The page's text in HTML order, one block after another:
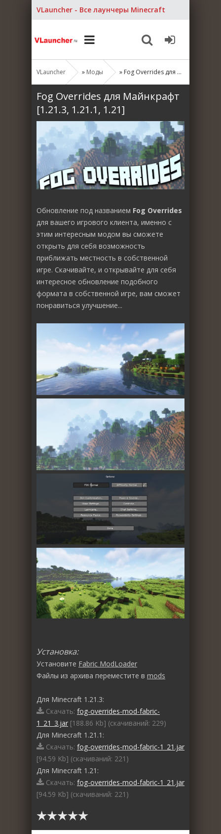
VLauncher - Все лаунчеры Minecraft
VLauncher » Моды » Fog Overrides для Майнкрафт [1.21.3, 1.21.1, 1.21]
Fog Overrides для Майнкрафт
[1.21.3, 1.21.1, 1.21]
Обновление под названием Fog Overrides
для вашего игрового клиента, именно с
этим интересным модом вы сможете
открыть для себя возможность
приближать местность в собственной
игре. Скачивайте, и открывайте для себя
интересное обновление подобного
формата в собственной игре, вам сможет
понравиться улучшение...
Установка:
Установите Fabric ModLoader
Файлы из архива переместите в mods
Для Minecraft 1.21.3:
Скачать: fog-overrides-mod-fabric-
1_21_3.jar [188.86 Kb] (cкачиваний: 229)
Для Minecraft 1.21.1:
Скачать: fog-overrides-mod-fabric-1_21.jar
[94.59 Kb] (cкачиваний: 221)
Для Minecraft 1.21:
Скачать: fog-overrides-mod-fabric-1_21.jar
[94.59 Kb] (cкачиваний: 221)